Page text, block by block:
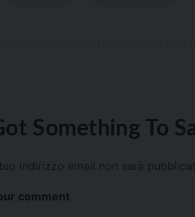
Something To
tuo indirizzo email non sarà
comment